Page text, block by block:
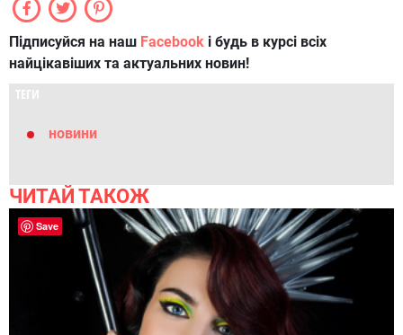
Підписуйся на наш Facebook і будь в курсі всіх
найцікавіших та актуальних новин!
ТЕГИ
новини
ЧИТАЙ ТАКОЖ
Save